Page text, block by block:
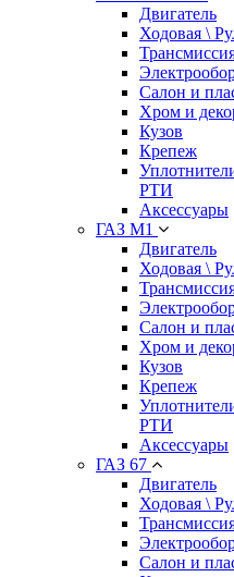
Двигатель
Ходовая \
Салон и
Хром и
Кузов
Крепеж
РТИ
Аксессуары
ГАЗ М1
Двигатель
Ходовая \
Салон и
Хром и
Кузов
Крепеж
РТИ
Аксессуары
ГАЗ 67
Двигатель
Ходовая \
Салон и